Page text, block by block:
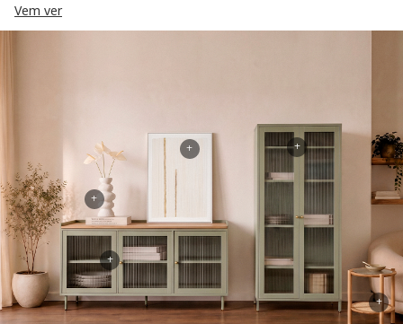
Vem ver
+
+
+
+
+